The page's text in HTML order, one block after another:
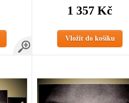
1 357 Kč
Vložit do košíku